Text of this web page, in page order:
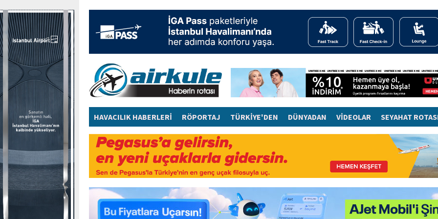
HAVACILIK HABERLERİ RÖPORTAJ TÜRKİYE'DEN DÜNYADAN VİDEOLAR SEYAHAT